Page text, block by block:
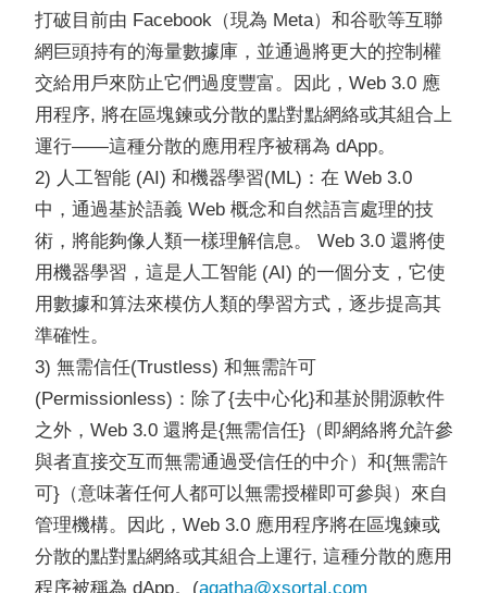
打破目前由 Facebook（現為 Meta）和谷歌等互聯
網巨頭持有的海量數據庫，並通過將更大的控制權
交給用戶來防止它們過度豐富。因此，Web 3.0 應
用程序, 將在區塊鍊或分散的點對點網絡或其組合上
運行——這種分散的應用程序被稱為 dApp。
2) 人工智能 (AI) 和機器學習(ML)：在 Web 3.0
中，通過基於語義 Web 概念和自然語言處理的技
術，將能夠像人類一樣理解信息。 Web 3.0 還將使
用機器學習，這是人工智能 (AI) 的一個分支，它使
用數據和算法來模仿人類的學習方式，逐步提高其
準確性。
3) 無需信任(Trustless) 和無需許可
(Permissionless)：除了{去中心化}和基於開源軟件
之外，Web 3.0 還將是{無需信任}（即網絡將允許參
與者直接交互而無需通過受信任的中介）和{無需許
可}（意味著任何人都可以無需授權即可參與）來自
管理機構。因此，Web 3.0 應用程序將在區塊鍊或
分散的點對點網絡或其組合上運行, 這種分散的應用
程序被稱為 dApp。(agatha@xsortal.com